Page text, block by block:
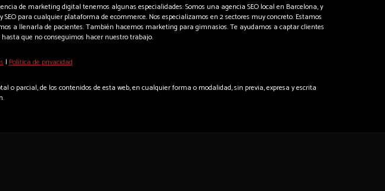
de marketing digital tenemos algunas especialidades: Somos una agencia SEO local en Barcelona, y
para cualquier plataforma de ecommerce. Nos especializamos en 2 sectores muy concreto. Estamos
a llenarla de pacientes. También hacemos marketing para gimnasios. Te ayudamos a captar clientes
que no conseguimos hacer nuestro trabajo.
|Política de privacidad
o parcial, de los contenidos de esta web, en cualquier forma o modalidad, sin previa, expresa y escrita